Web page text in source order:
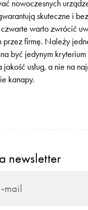
nowoczesnych
skuteczne i
warto zwrócić
przez firmę. Należy
być jedynym kryterium
usług, a nie na
kanapy.
newsletter